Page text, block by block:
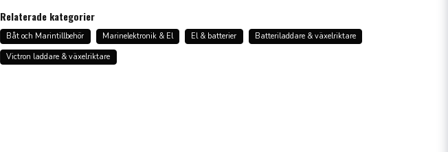
Fråga oss något om denna produkten...
Relaterade kategorier
Båt och Marintillbehör Marinelektronik & El El & batterier
Batteriladdare & växelriktare
Victron laddare & växelriktare